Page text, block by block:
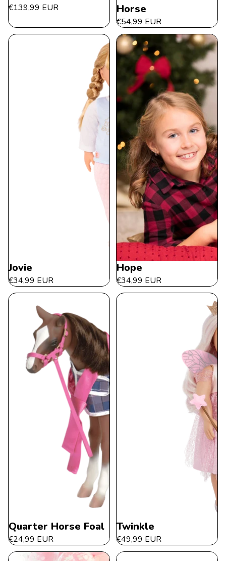
€139,99 EUR
Horse
€54,99 EUR
Jovie
€34,99 EUR
Hope
€34,99 EUR
Quarter Horse Foal
€24,99 EUR
Twinkle
€49,99 EUR